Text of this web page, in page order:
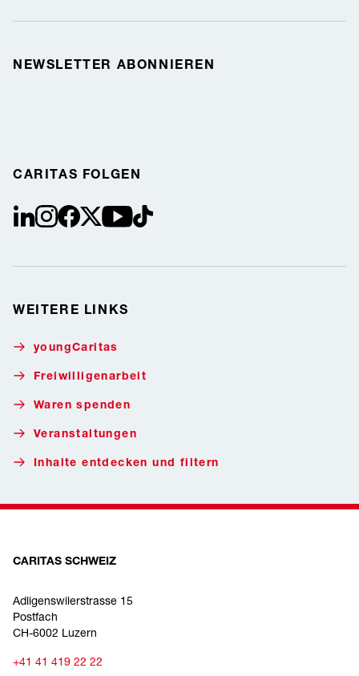
NEWSLETTER ABONNIEREN
CARITAS FOLGEN
linkedininstagram
facebookTwitter / X
youtube
tiktok
WEITERE LINKS
youngCaritas
Freiwilligenarbeit
Waren spenden
Veranstaltungen
Inhalte entdecken und filtern
CARITAS SCHWEIZ
Adligenswilerstrasse 15
Postfach
CH-6002 Luzern
+41 41 419 22 22